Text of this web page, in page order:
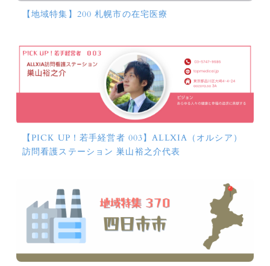
【地域特集】200 札幌市の在宅医療
【PICK UP！若手経営者 003】ALLXIA（オルシア）
訪問看護ステーション 巣山裕之介代表